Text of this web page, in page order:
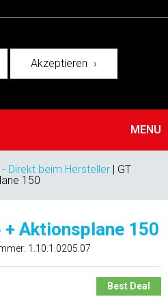
Akzeptieren
MENU
Direkt beim Hersteller | GT
150
+ Aktionsplane 150
1.10.1.0205.07
Best Deal